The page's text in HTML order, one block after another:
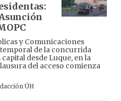
y Comunicaciones
de la concurrida
desde Luque, en la
del acceso comienza
ÚH